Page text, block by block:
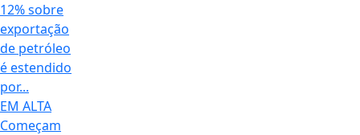
12% sobre
exportação
de petróleo
é estendido
por...
EM ALTA
Começam